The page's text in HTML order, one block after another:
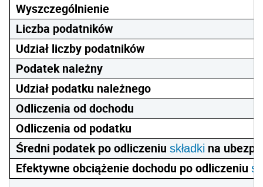
Wyszczególnienie
Liczba podatników
Udział liczby podatników
Podatek należny
Udział podatku należnego
Odliczenia od dochodu
Odliczenia od podatku
Średni podatek po odliczeniu składki na
Efektywne obciążenie dochodu po odliczeniu